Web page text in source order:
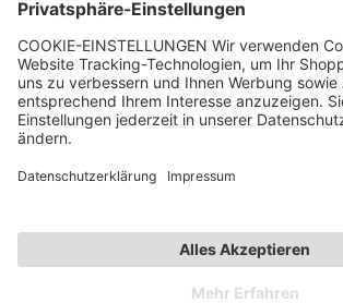
Kontakt
Kategorien
Affiliate-Partner­programm